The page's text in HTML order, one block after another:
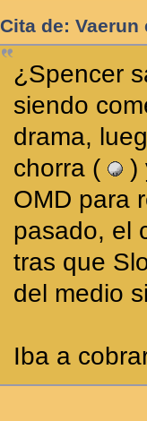
Cita de: Vaerun
¿Spencer
siendo
drama,
chorra (
)
OMD para
pasado, el
tras que
del medio
Iba a